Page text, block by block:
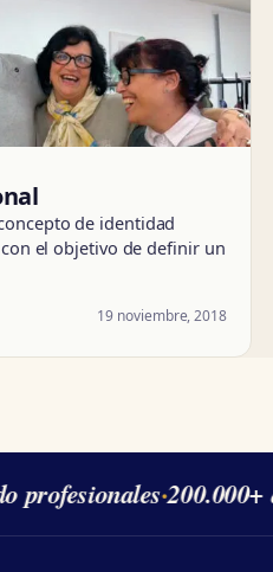
de identidad
el objetivo de definir un
19 noviembre, 2018
profesionales·200.000+